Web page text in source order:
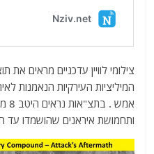
צילומי לוויין עדכניים מראים
המיליציות העירקיות הנאמנות
ותחמושת איראנים שהושמדו עד